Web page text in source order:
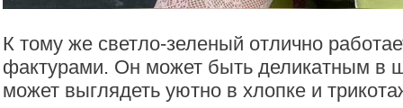
К тому же светло-зеленый отлично
фактурами. Он может быть деликатным в
может выглядеть уютно в хлопке и